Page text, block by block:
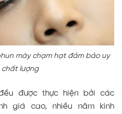
mày chạm hạt đảm bảo uy
chất lượng
được thực hiện bởi các
giá cao, nhiều năm kinh